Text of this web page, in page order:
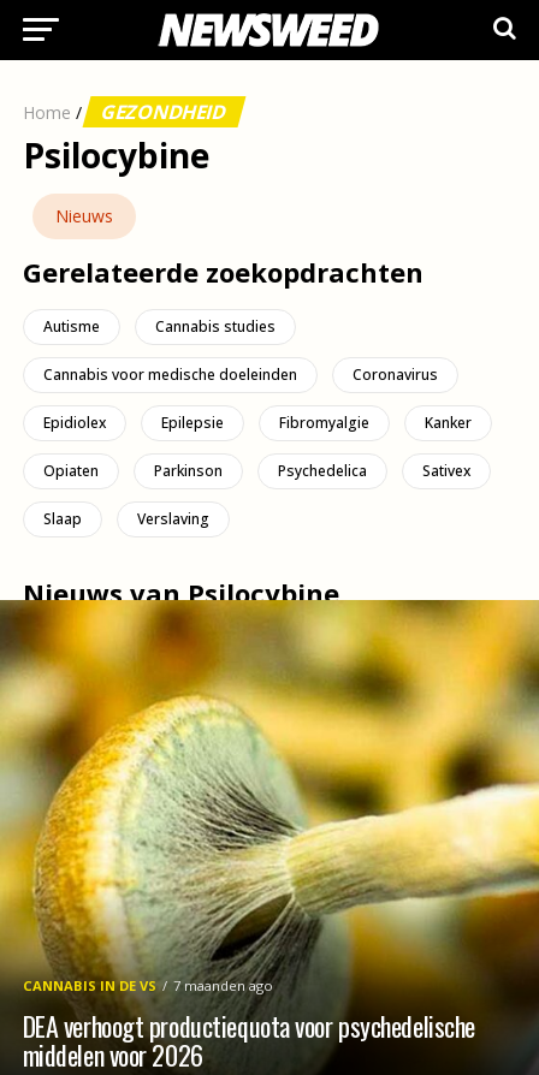
Home / GEZONDHEID
Psilocybine
Nieuws
Gerelateerde zoekopdrachten
Autisme Cannabis studies
Cannabis voor medische doeleinden Coronavirus
Epidiolex Epilepsie Fibromyalgie Kanker
Opiaten Parkinson Psychedelica Sativex
Slaap Verslaving
Nieuws van Psilocybine
CANNABIS IN DE VS 7 maanden ago
DEA verhoogt productiequota voor psychedelische
middelen voor 2026